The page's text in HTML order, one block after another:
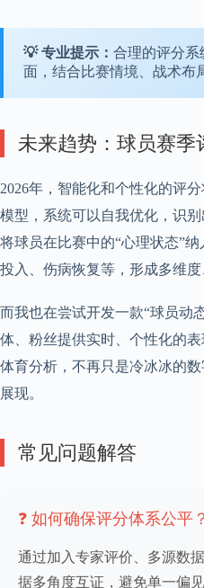
💡 专业提示： 合理的评分系
面，结合比赛情境、战术布
未来趋势：球员赛季
2026年，智能化和个性化的评
模型，系统可以自我优化，识
将球员在比赛中的“心理状态”
投入、伤病恢复等，形成多维度
而我也在尝试开发一款“球员动
体、粉丝提供实时、个性化的
体育分析，不再只是冷冰冰的
展现。
常见问题解答
❓ 如何确保评分体系公平？
通过加入专家评价、多源数
据多角度互证，避免单一偏